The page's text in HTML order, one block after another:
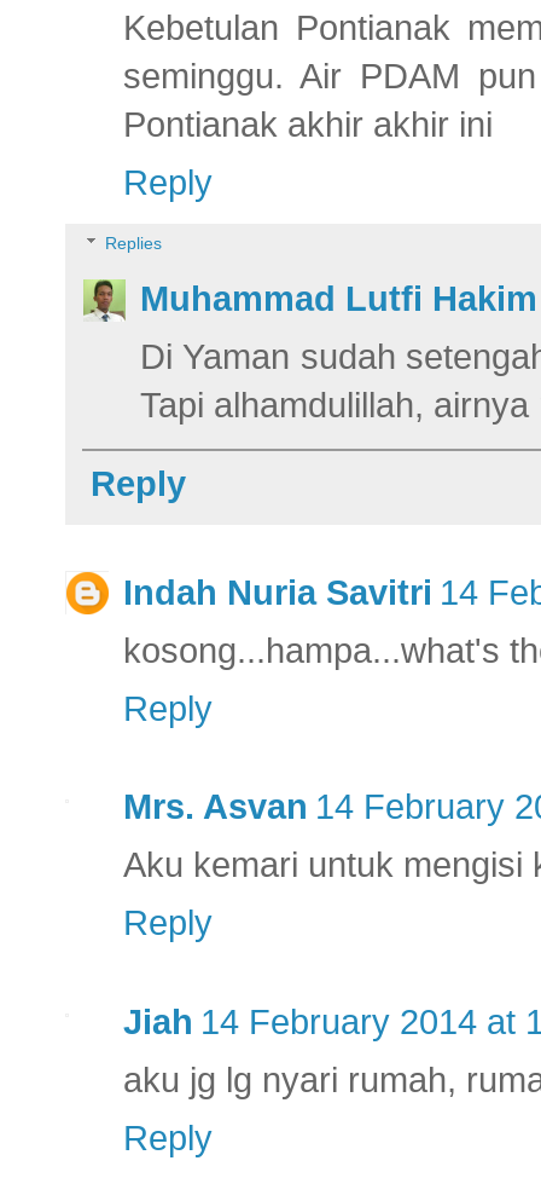
Kebetulan Pontianak
seminggu. Air PDAM
Pontianak akhir akhir ini
Reply
Replies
Muhammad Lutfi Hakim
Di Yaman sudah
Tapi alhamdulillah,
Reply
Indah Nuria Savitri 14
kosong...hampa...what's
Reply
Mrs. Asvan 14 February
Aku kemari untuk mengisi
Reply
Jiah 14 February 2014 at
aku jg lg nyari rumah,
Reply